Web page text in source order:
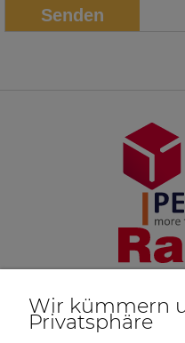
Senden
Wir kümmern
Privatsphäre